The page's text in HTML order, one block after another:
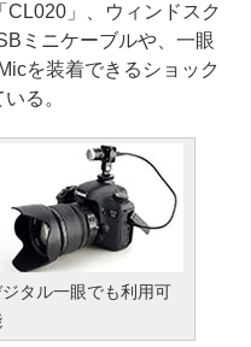
」、ウィンドスク
ミニケーブルや、一眼
を装着できるショック
る。
タル一眼でも利用可